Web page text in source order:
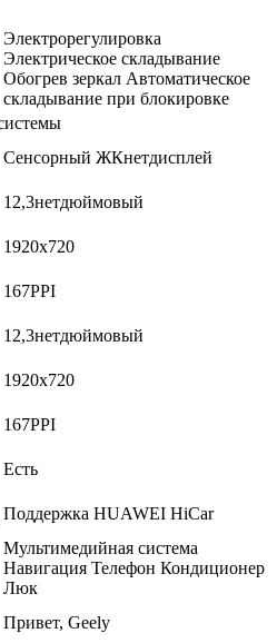
Электрорегулировка
Электрическое складывание
Обогрев зеркал Автоматическое
складывание при блокировке
Сенсорный ЖКнетдисплей
12,3нетдюймовый
1920x720
167PPI
12,3нетдюймовый
1920x720
167PPI
Есть
Поддержка HUAWEI HiCar
Мультимедийная система
Навигация Телефон Кондиционер
Люк
Привет, Geely